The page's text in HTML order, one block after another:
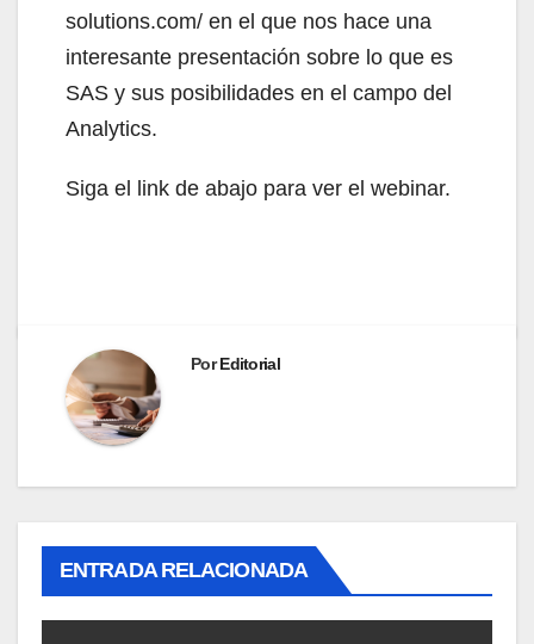
solutions.com/ en el que nos hace una
interesante presentación sobre lo que es
SAS y sus posibilidades en el campo del
Analytics.
Siga el link de abajo para ver el webinar.
PorEditorial
ENTRADA RELACIONADA